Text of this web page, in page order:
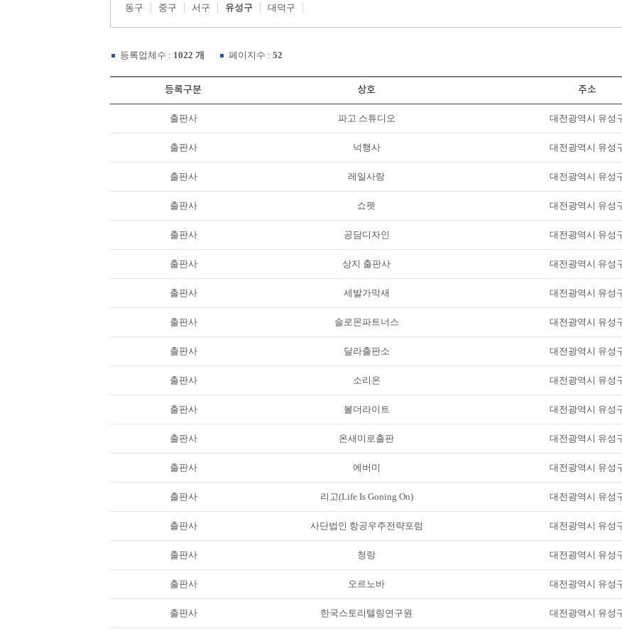
동구 중구 서구 유성구 대덕구
등록업체수 : 1022 개 페이지수 : 52
등록구분 상호 주소
출판사 파고 스튜디오 대전광역시 유성
출판사 넉행사 대전광역시 유성
출판사 레일사랑 대전광역시 유성
출판사 쇼펫 대전광역시 유성
출판사 공담디자인 대전광역시 유성
출판사 상지 출판사 대전광역시 유성
출판사 세발가막새 대전광역시 유성
출판사 솔로몬파트너스 대전광역시 유성
출판사 달라출판소 대전광역시 유성
출판사 소리온 대전광역시 유성
출판사 볼더라이트 대전광역시 유성
출판사 온새미로출판 대전광역시 유성
출판사 에버미 대전광역시 유성
출판사 리고(Life Is Goning On) 대전광역시 유성
출판사 사단법인 항공우주전략포럼 대전광역시 유성
출판사 청랑 대전광역시 유성
출판사 오르노바 대전광역시 유성
출판사 한국스토리텔링연구원 대전광역시 유성